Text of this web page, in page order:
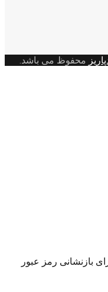
محفوظ می باشد.
بازنشانی رمز عبور